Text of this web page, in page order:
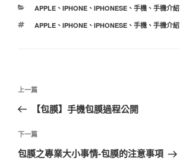
分
APPLE、 IPHONE、 IPHONESE、 手機、 手機介紹
標
APPLE、 IPHONE、 IPHONESE、 手機、 手機介紹
文
導
覽
上
一
文
章
上一篇
【包膜】手機包膜過程公開
下
一
下一篇
包膜之專業大小事情-包膜的注意事項